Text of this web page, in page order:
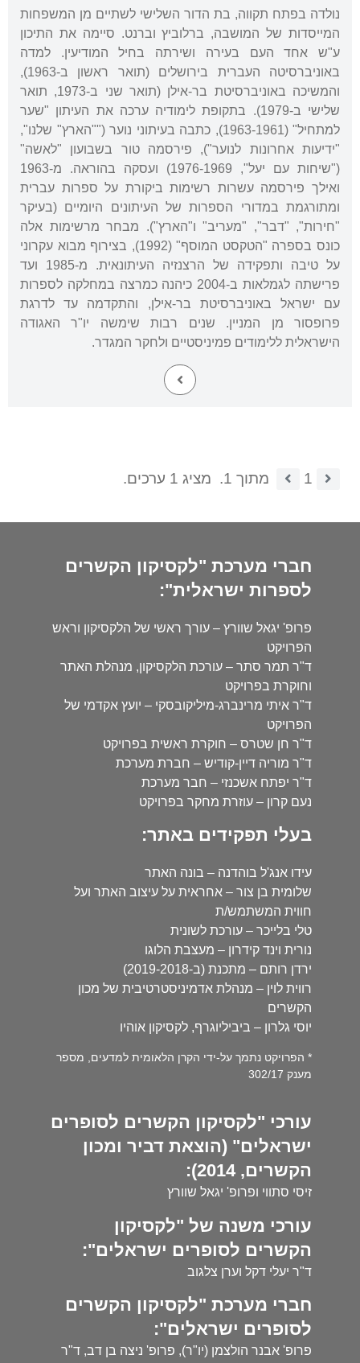
נולדה בפתח תקווה, בת הדור השלישי לשתיים מן המשפחות
המייסדות של המושבה, ברלוביץ וברנט. סיימה את התיכון
ע"ש אחד העם בעירה ושירתה בחיל המודיעין. למדה
באוניברסיטה העברית בירושלים (תואר ראשון ב-1963),
והמשיכה באוניברסיטת בר-אילן (תואר שני ב-1973, תואר
שלישי ב-1979). בתקופת לימודיה ערכה את העיתון "שער
למתחיל" (1963-1961), כתבה בעיתוני נוער (""הארץ" שלנו",
"ידיעות אחרונות לנוער"), פירסמה טור בשבועון "לאשה"
("שיחות עם יעל", 1976-1969) ועסקה בהוראה. מ-1963
ואילך פירסמה עשרות רשימות ביקורת על ספרות עברית
ומתורגמת במדורי הספרות של העיתונים היומיים (בעיקר
"חירות", "דבר", "מעריב" ו"הארץ"). מבחר מרשימות אלה
כונס בספרה "הטקסט המוסף" (1992), בצירוף מבוא עקרוני
על טיבה ותפקידה של הרצנזיה העיתונאית. מ-1985 ועד
פרישתה לגמלאות ב-2004 כיהנה כמרצה במחלקה לספרות
עם ישראל באוניברסיטת בר-אילן, והתקדמה עד לדרגת
פרופסור מן המניין. שנים רבות שימשה יו"ר האגודה
הישראלית ללימודים פמיניסטיים ולחקר המגדר.
1 מתוך 1. מציג 1 ערכים.
חברי מערכת "לקסיקון הקשרים
לספרות ישראלית":
פרופ' יגאל שוורץ – עורך ראשי של הלקסיקון וראש
הפרויקט
ד"ר תמר סתר – עורכת הלקסיקון, מנהלת האתר
וחוקרת בפרויקט
ד"ר איתי מרינברג-מיליקובסקי – יועץ אקדמי של
הפרויקט
ד"ר חן שטרס – חוקרת ראשית בפרויקט
ד"ר מוריה דיין-קודיש – חברת מערכת
ד"ר יפתח אשכנזי – חבר מערכת
נעם קרון – עוזרת מחקר בפרויקט
בעלי תפקידים באתר:
עידו אנג'ל בוהדנה – בונה האתר
שלומית בן צור – אחראית על עיצוב האתר ועל
חווית המשתמש/ת
טלי בלייכר – עורכת לשונית
נורית וינד קידרון – מעצבת הלוגו
ירדן רותם – מתכנת (ב-2019-2018)
רווית לוין – מנהלת אדמיניסטרטיבית של מכון
הקשרים
יוסי גלרון – ביביליוגרף, לקסיקון אוהיו
* הפרויקט נתמך על-ידי הקרן הלאומית למדעים, מספר
מענק 302/17
עורכי "לקסיקון הקשרים לסופרים
ישראלים" (הוצאת דביר ומכון
הקשרים, 2014):
זיסי סתווי ופרופ' יגאל שוורץ
עורכי משנה של "לקסיקון
הקשרים לסופרים ישראלים":
ד"ר יעלי דקל וערן צלגוב
חברי מערכת "לקסיקון הקשרים
לסופרים ישראלים":
פרופ' אבנר הולצמן (יו"ר), פרופ' ניצה בן דב, ד"ר